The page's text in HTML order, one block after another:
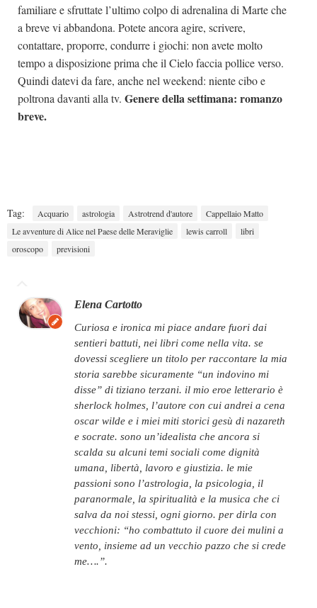
familiare e sfruttate l’ultimo colpo di adrenalina di Marte che
a breve vi abbandona. Potete ancora agire, scrivere,
contattare, proporre, condurre i giochi: non avete molto
tempo a disposizione prima che il Cielo faccia pollice verso.
Quindi datevi da fare, anche nel weekend: niente cibo e
poltrona davanti alla tv. Genere della settimana: romanzo
breve.
Tag: Acquario astrologia Astrotrend d'autore
Cappellaio Matto
Le avventure di Alice nel Paese delle Meraviglie
lewis carroll
libri
oroscopo
previsioni
Elena Cartotto
curiosa e ironica mi piace andare fuori dai
sentieri battuti, nei libri come nella vita. se
dovessi scegliere un titolo per raccontare la mia
storia sarebbe sicuramente “un indovino mi
disse” di tiziano terzani. il mio eroe letterario è
sherlock holmes, l’autore con cui andrei a cena
oscar wilde e i miei miti storici gesù di nazareth
e socrate. sono un’idealista che ancora si
scalda su alcuni temi sociali come dignità
umana, libertà, lavoro e giustizia. le mie
passioni sono l’astrologia, la psicologia, il
paranormale, la spiritualità e la musica che ci
salva da noi stessi, ogni giorno. per dirla con
vecchioni: “ho combattuto il cuore dei mulini a
vento, insieme ad un vecchio pazzo che si crede
me….”.